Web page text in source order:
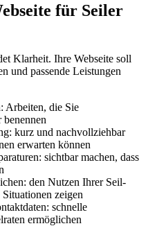
für Seiler
Klarheit. Ihre Webseite soll
und passende Leistungen
Arbeiten, die Sie
kurz und nachvollziehbar
erwarten können
sichtbar machen, dass
den Nutzen Ihrer Seil-
zeigen
schnelle
ermöglichen